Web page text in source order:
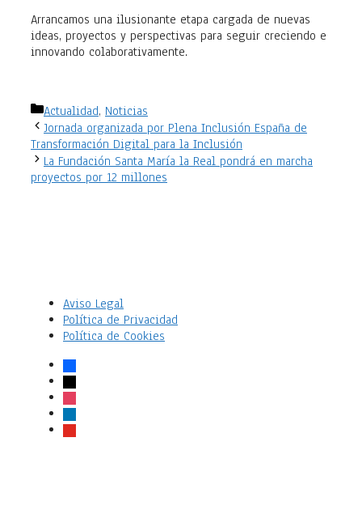
Arrancamos una ilusionante etapa cargada de nuevas
ideas, proyectos y perspectivas para seguir creciendo e
innovando colaborativamente.
Categorías
Actualidad, Noticias
Jornada organizada por Plena Inclusión España de
Transformación Digital para la Inclusión
La Fundación Santa María la Real pondrá en marcha
proyectos por 12 millones
Aviso Legal
Política de Privacidad
Política de Cookies
facebook
x
instagram
linkedin
youtube